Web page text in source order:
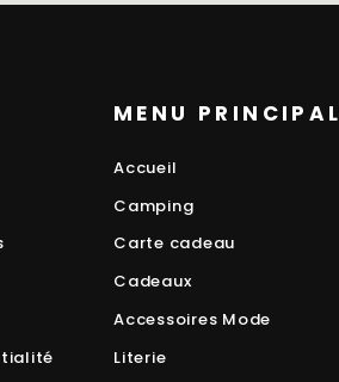
MENU PRINCIPAL
Accueil
Camping
Carte cadeau
Cadeaux
Accessoires Mode
Literie